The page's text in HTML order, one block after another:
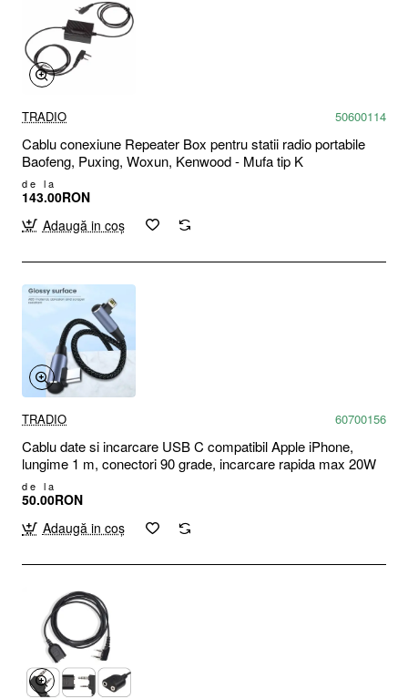
TRADIO 50600114
Cablu conexiune Repeater Box pentru statii radio portabile
Baofeng, Puxing, Woxun, Kenwood - Mufa tip K
de la
143.00RON
Adaugă in coş
TRADIO 60700156
Cablu date si incarcare USB C compatibil Apple iPhone,
lungime 1 m, conectori 90 grade, incarcare rapida max 20W
de la
50.00RON
Adaugă in coş